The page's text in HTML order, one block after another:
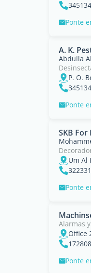
Ponte
A. K.
Abdulla
P. O.
Ponte
SKB
Um Al
Ponte
Alarmas
Office
Ponte